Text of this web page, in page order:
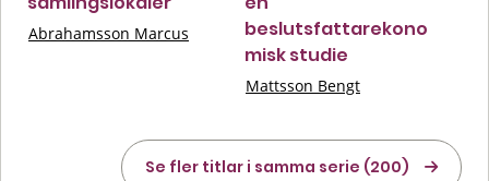
Abrahamsson Marcus
beslutsfattarekono
misk studie
Mattsson Bengt
Se fler titlar i samma serie (200)